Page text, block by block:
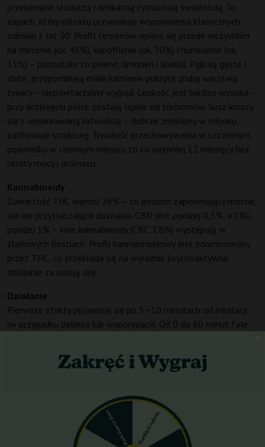
przełamane słodyczą i delikatną cytrusową świeżością. To
zapach, który od razu przywołuje wspomnienia klasycznych
odmian z lat 90. Profil terpenów opiera się przede wszystkim
na mircenie (ok. 45%), kariofilenie (ok. 30%) i humulenie (ok.
15%) – pozostałe to pinene, limonen i linalol. Pąki są gęste i
zbite, przypominają małe kamienie pokryte grubą warstwą
żywicy – niepowtarzalny wygląd. Lepkość jest bardzo wysoka –
przy dotknięciu palce zostają lepkie od trichomów. Susz kruszy
się z umiarkowaną łatwością – dobrze zmielony w młynku,
zachowuje strukturę. Trwałość przechowywania w szczelnym
pojemniku w ciemnym miejscu to co najmniej 12 miesięcy bez
utraty mocy i aromatu.
Kannabinoidy
Zawartość THC wynosi 26% – to poziom zapewniający mocne,
ale nie przytłaczające doznania. CBD jest poniżej 0,5%, a CBG
poniżej 1% – inne kannabinoidy (CBC, CBN) występują w
śladowych ilościach. Profil kannabinoidowy jest zdominowany
przez THC, co przekłada się na wyraźnie psychoaktywne
działanie za swoją siłę.
Działanie
Pierwsze efekty pojawiają się po 5–10 minutach od inhalacji
(w przypadku palenia lub waporyzacji). Od 0 do 60 minut fale
która poprawia nastrój i wprowadza w stan ciekawości. W
przedziale 60–120 minut działanie przechodzi w głębokie
240 minut dominuje silna sedacja i relaks – rozluźnienie mięśni,
spadek napięcia. Po dłuższym czasie (4+ godziny) utrzymuje się
łagodne zmęczenie i spokój – idealnie zrównoważone
doznanie. Całkowity czas działania wynosi 2–4 godziny, w
Gorilla Cookies
Pink Guava Fast